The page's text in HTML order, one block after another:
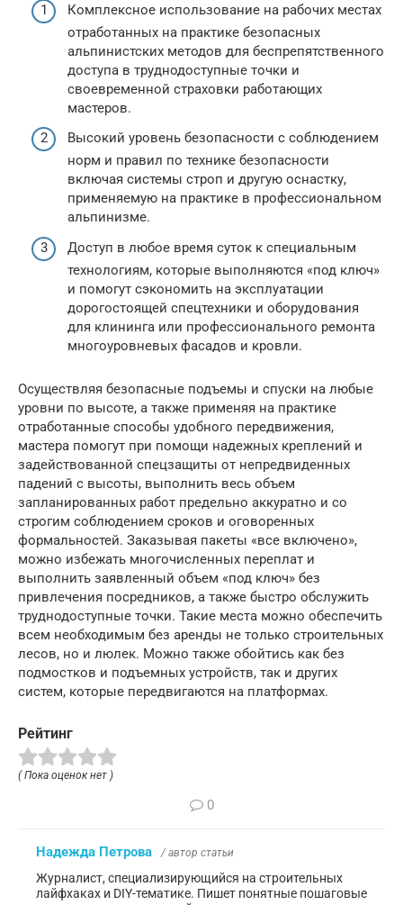
Комплексное использование на рабочих местах
отработанных на практике безопасных
альпинистских методов для беспрепятственного
доступа в труднодоступные точки и
своевременной страховки работающих
мастеров.
Высокий уровень безопасности с соблюдением
норм и правил по технике безопасности
включая системы строп и другую оснастку,
применяемую на практике в профессиональном
альпинизме.
Доступ в любое время суток к специальным
технологиям, которые выполняются «под ключ»
и помогут сэкономить на эксплуатации
дорогостоящей спецтехники и оборудования
для клининга или профессионального ремонта
многоуровневых фасадов и кровли.
Осуществляя безопасные подъемы и спуски на любые
уровни по высоте, а также применяя на практике
отработанные способы удобного передвижения,
мастера помогут при помощи надежных креплений и
задействованной спецзащиты от непредвиденных
падений с высоты, выполнить весь объем
запланированных работ предельно аккуратно и со
строгим соблюдением сроков и оговоренных
формальностей. Заказывая пакеты «все включено»,
можно избежать многочисленных переплат и
выполнить заявленный объем «под ключ» без
привлечения посредников, а также быстро обслужить
труднодоступные точки. Такие места можно обеспечить
всем необходимым без аренды не только строительных
лесов, но и люлек. Можно также обойтись как без
подмостков и подъемных устройств, так и других
систем, которые передвигаются на платформах.
Рейтинг
( Пока оценок нет )
0
Надежда Петрова / автор статьи
Журналист, специализирующийся на строительных
лайфхаках и DIY-тематике. Пишет понятные пошаговые